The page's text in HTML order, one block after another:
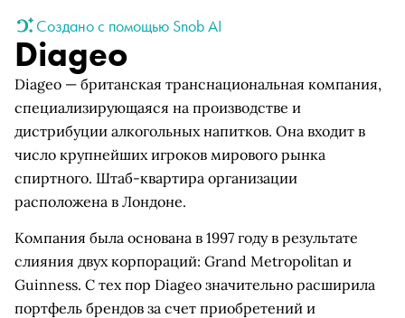
Создано с помощью Snob AI
Diageo
Diageo — британская транснациональная компания,
специализирующаяся на производстве и
дистрибуции алкогольных напитков. Она входит в
число крупнейших игроков мирового рынка
спиртного. Штаб-квартира организации
расположена в Лондоне.
Компания была основана в 1997 году в результате
слияния двух корпораций: Grand Metropolitan и
Guinness. С тех пор Diageo значительно расширила
портфель брендов за счет приобретений и